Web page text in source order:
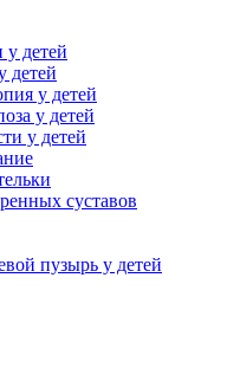
детей
детей
у детей
у детей
у детей
суставов
пузырь у детей